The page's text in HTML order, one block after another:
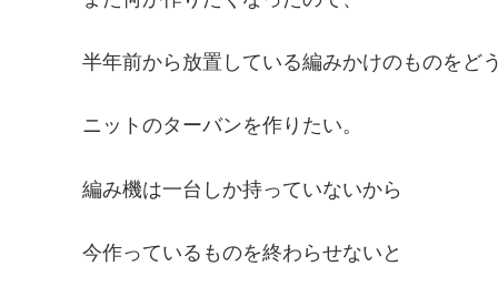
半年前から放置している編みかけのものをど
ニットのターバンを作りたい。
編み機は一台しか持っていないから
今作っているものを終わらせないと